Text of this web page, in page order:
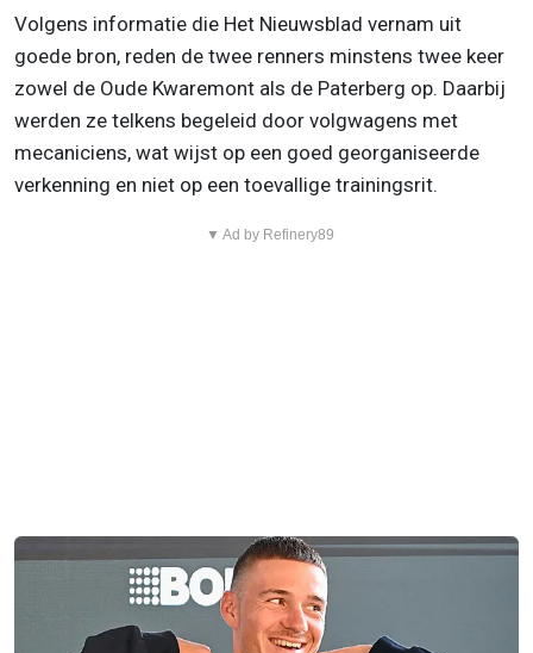
Volgens informatie die Het Nieuwsblad vernam uit
goede bron, reden de twee renners minstens twee keer
zowel de Oude Kwaremont als de Paterberg op. Daarbij
werden ze telkens begeleid door volgwagens met
mecaniciens, wat wijst op een goed georganiseerde
verkenning en niet op een toevallige trainingsrit.
▼ Ad by Refinery89